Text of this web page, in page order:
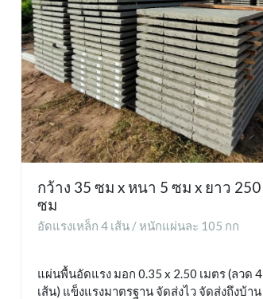
กว้าง 35 ซม x หนา 5 ซม x ยาว 250
ซม
อัดแรงเหล็ก 4 เส้น / หนักแผ่นละ 105 กก
แผ่นพื้นอัดแรง มอก 0.35 x 2.50 เมตร (ลวด 4
เส้น) แข็งแรงมาตรฐาน จัดส่งไว จัดส่งถึงบ้าน